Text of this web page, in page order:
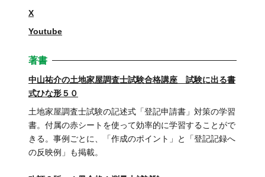
X
Youtube
著書
中山祐介の土地家屋調査士試験合格講座 試験に出る書
式ひな形５０
土地家屋調査士試験の記述式「登記申請書」対策の学習
書。付属の赤シートを使って効率的に学習することがで
きる。事例ごとに、「作成のポイント」と「登記記録へ
の反映例」も掲載。